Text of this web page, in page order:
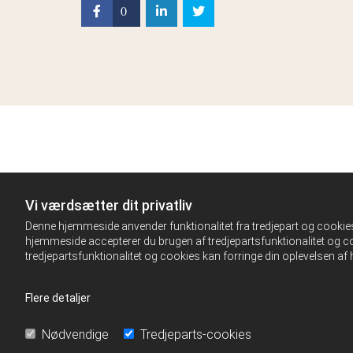
Vi værdsætter dit privatliv
Denne hjemmeside anvender funktionalitet fra tredjepart og
hjemmeside accepterer du brugen af tredjepartsfunktionalitet og
tredjepartsfunktionalitet og cookies kan forringe din oplevelsen af
Flere detaljer
Nødvendige Tredjeparts-cookies
0